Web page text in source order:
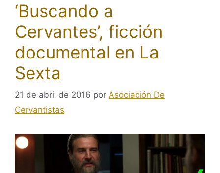
‘Buscando a
Cervantes’, ficción
documental en La
Sexta
21 de abril de 2016 por Asociación De
Cervantistas